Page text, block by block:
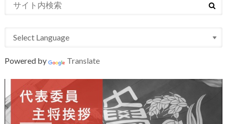
Powered by Translate